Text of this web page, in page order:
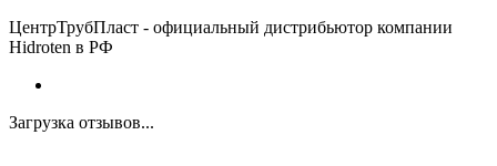
ЦентрТрубПласт - официальный дистрибьютор компании
Hidroten в РФ
Загрузка отзывов...